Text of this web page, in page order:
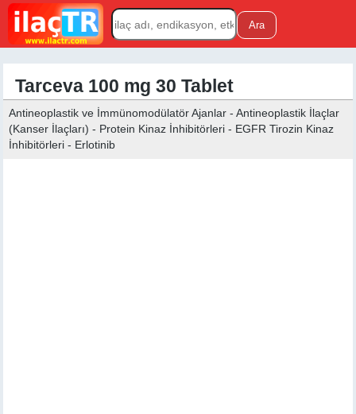
Tarceva 100 mg 30 Tablet
Antineoplastik ve İmmünomodülatör Ajanlar - Antineoplastik İlaçlar
(Kanser İlaçları) - Protein Kinaz İnhibitörleri - EGFR Tirozin Kinaz
İnhibitörleri - Erlotinib